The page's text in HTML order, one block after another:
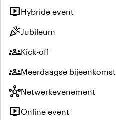
live_tvHybride event
celebrationJubileum
groupsKick-off
groupsMeerdaagse bijeenkomst
hubNetwerkevenement
live_tvOnline event